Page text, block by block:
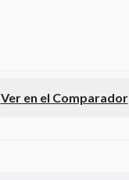
Ver en el Comparador